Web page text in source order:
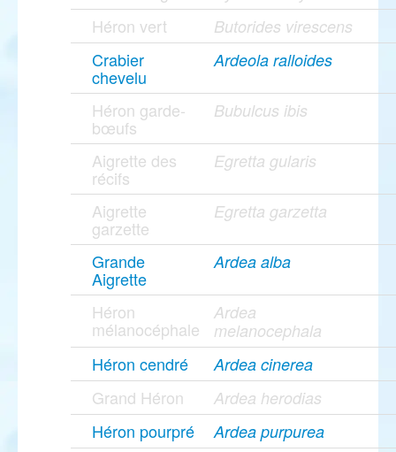
Héron vert Butorides virescens
Crabier
chevelu
Ardeola ralloides
Héron garde-
bœufs
Bubulcus ibis
Aigrette des
récifs
Egretta gularis
Aigrette
garzette
Egretta garzetta
Grande
Aigrette
Ardea alba
Héron
mélanocéphale
Ardea
melanocephala
Héron cendré Ardea cinerea
Grand Héron Ardea herodias
Héron pourpré Ardea purpurea